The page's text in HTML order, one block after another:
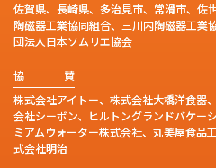
佐賀県、長崎県、多治見市、常滑市、佐
陶磁器工業協同組合、三川内陶磁器工業
団法人日本ソムリエ協会
協
賛
株式会社アイトー、株式会社大橋洋食器
会社シーボン、ヒルトングランドバケー
ミアムウォーター株式会社、丸美屋食品
式会社明治